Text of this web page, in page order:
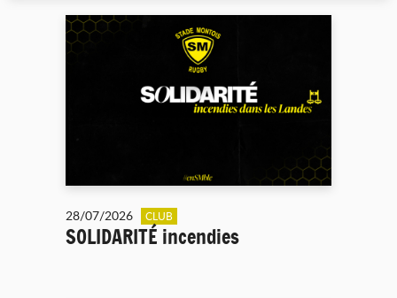
28/07/2026 CLUB
SOLIDARITÉ incendies